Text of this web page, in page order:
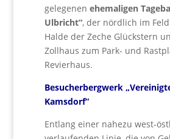
gelegenen ehemaligen
Ulbricht“, der nördlich im
Halde der Zeche Glückstern
Zollhaus zum Park- und
Revierhaus.
Besucherbergwerk
Kamsdorf“
Entlang einer nahezu west-